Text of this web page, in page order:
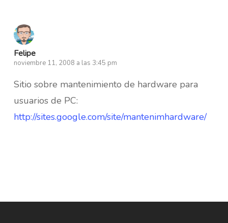
Felipe
noviembre 11, 2008 a las 3:45 pm
Sitio sobre mantenimiento de hardware para
usuarios de PC:
http://sites.google.com/site/mantenimhardware/